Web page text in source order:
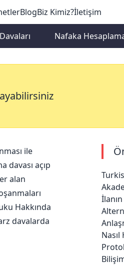
BlogBiz Kimiz?İletişim
Nafaka
ile
davası açıp
alan
Hakkında
davalarda
Nasıl